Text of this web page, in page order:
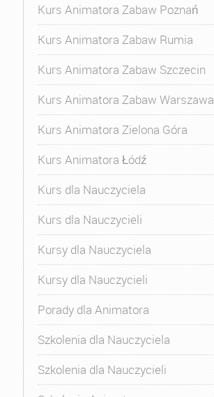
Kurs Animatora Zabaw Poznań
Kurs Animatora Zabaw Rumia
Kurs Animatora Zabaw Szczecin
Kurs Animatora Zabaw Warszawa
Kurs Animatora Zielona Góra
Kurs Animatora Łódź
Kurs dla Nauczyciela
Kurs dla Nauczycieli
Kursy dla Nauczyciela
Kursy dla Nauczycieli
Porady dla Animatora
Szkolenia dla Nauczyciela
Szkolenia dla Nauczycieli